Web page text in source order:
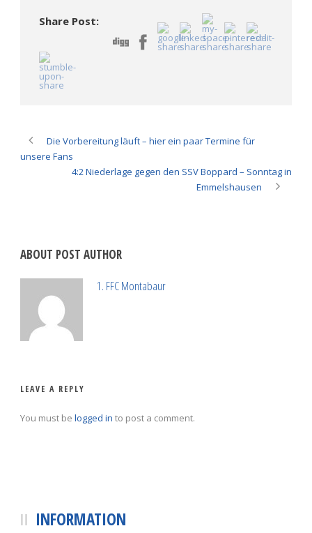
Fenster
geöffnet)
Fenster
geöffnet)
Share Post:
Die Vorbereitung läuft – hier ein paar Termine für
unsere Fans
4:2 Niederlage gegen den SSV Boppard – Sonntag in
Emmelshausen
ABOUT POST AUTHOR
1. FFC Montabaur
LEAVE A REPLY
You must be logged in to post a comment.
INFORMATION